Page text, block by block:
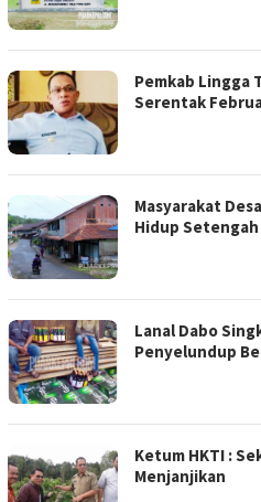
Pemkab Lingga
Serentak
Masyarakat
Hidup
Lanal Dabo
Penyelundup
Ketum HKTI :
Menjanjikan